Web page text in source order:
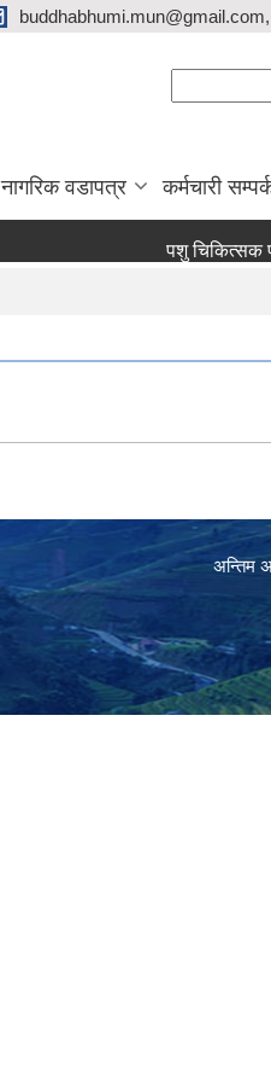
नागरिक वडापत्र कर्मचारी
पशु चिकित्सक
अन्तिम